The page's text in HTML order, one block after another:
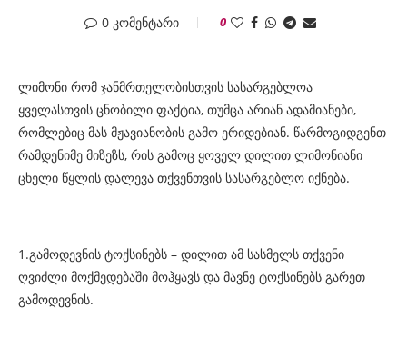
0 კომენტარი 0
ლიმონი რომ ჯანმრთელობისთვის სასარგებლოა
ყველასთვის ცნობილი ფაქტია, თუმცა არიან ადამიანები,
რომლებიც მას მჟავიანობის გამო ერიდებიან. წარმოგიდგენთ
რამდენიმე მიზეზს, რის გამოც ყოველ დილით ლიმონიანი
ცხელი წყლის დალევა თქვენთვის სასარგებლო იქნება.
1.გამოდევნის ტოქსინებს – დილით ამ სასმელს თქვენი
ღვიძლი მოქმედებაში მოჰყავს და მავნე ტოქსინებს გარეთ
გამოდევნის.